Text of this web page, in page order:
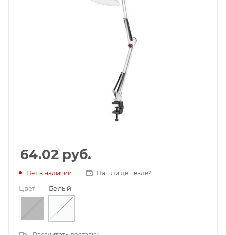
64.02 руб.
Нет в наличии Нашли дешевле?
Цвет — Белый